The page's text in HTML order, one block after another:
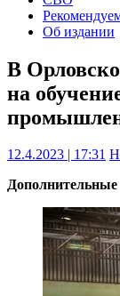
Об издании
В
на
12.4.2023 | 17:31